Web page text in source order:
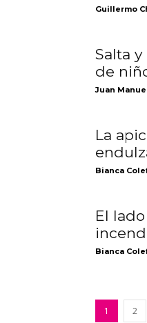
Guillermo
Salta
de
Juan
La
Bianca
El
Bianca
1 2